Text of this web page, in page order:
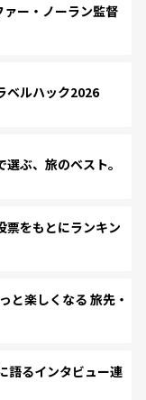
ー・ノーラン監督
ルハック2026
ぶ、旅のベスト。
をもとにランキン
楽しくなる 旅先・
語るインタビュー連